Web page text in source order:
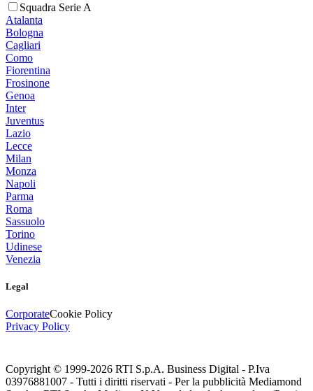
Squadra Serie A
Atalanta
Bologna
Cagliari
Como
Fiorentina
Frosinone
Genoa
Inter
Juventus
Lazio
Lecce
Milan
Monza
Napoli
Parma
Roma
Sassuolo
Torino
Udinese
Venezia
Legal
CorporateCookie Policy
Privacy Policy
Copyright © 1999-2026 RTI S.p.A. Business Digital - P.Iva
03976881007 - Tutti i diritti riservati - Per la pubblicità Mediamond